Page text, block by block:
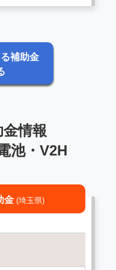
補助金
情報
池・V2H
金 (埼玉県)